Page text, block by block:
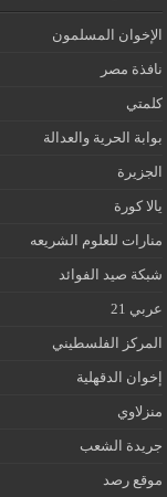
الإخوان المسلمون
نافذة مصر
كلمتي
بوابة الحرية والعدالة
الجزيرة
يالا كورة
منارات للعلوم الشريعه
شبكة صيد الفوائد
عربي 21
المركز الفلسطيني
إخوان الدقهلية
منزلاوي
جريدة الشعب
موقع رصد